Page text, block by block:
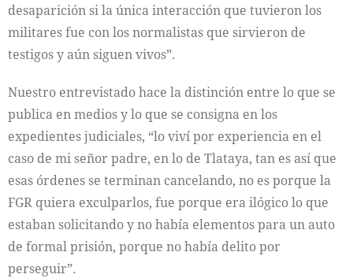
desaparición si la única interacción que tuvieron los
militares fue con los normalistas que sirvieron de
testigos y aún siguen vivos”.
Nuestro entrevistado hace la distinción entre lo que se
publica en medios y lo que se consigna en los
expedientes judiciales, “lo viví por experiencia en el
caso de mi señor padre, en lo de Tlataya, tan es así que
esas órdenes se terminan cancelando, no es porque la
FGR quiera exculparlos, fue porque era ilógico lo que
estaban solicitando y no había elementos para un auto
de formal prisión, porque no había delito por
perseguir”.